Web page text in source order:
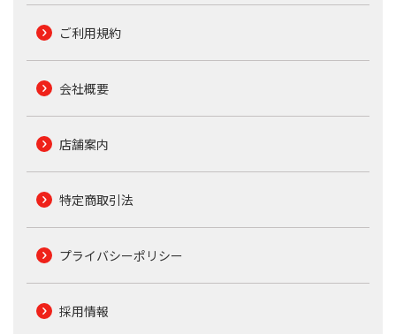
ご利用規約
会社概要
店舗案内
特定商取引法
プライバシーポリシー
採用情報